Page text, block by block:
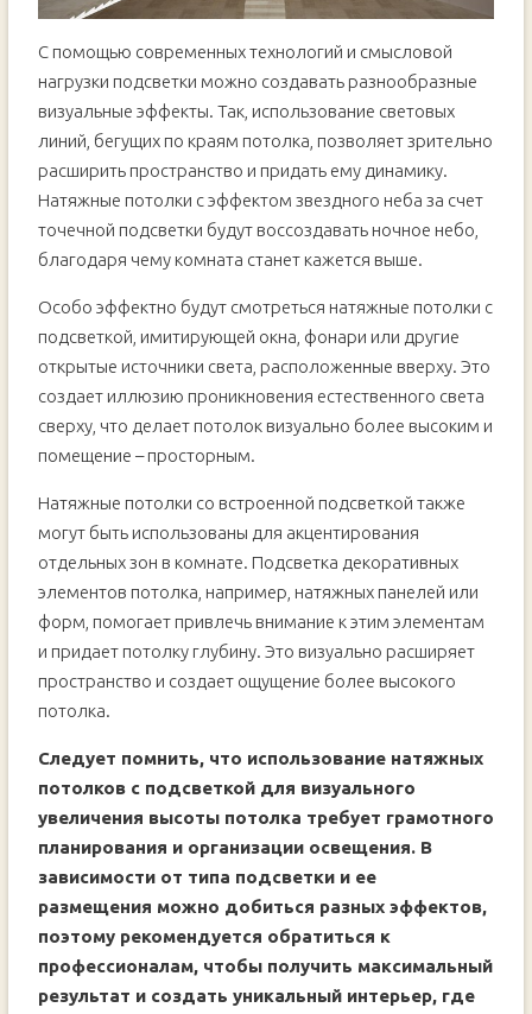
С помощью современных технологий и смысловой
нагрузки подсветки можно создавать разнообразные
визуальные эффекты. Так, использование световых
линий, бегущих по краям потолка, позволяет зрительно
расширить пространство и придать ему динамику.
Натяжные потолки с эффектом звездного неба за счет
точечной подсветки будут воссоздавать ночное небо,
благодаря чему комната станет кажется выше.
Особо эффектно будут смотреться натяжные потолки с
подсветкой, имитирующей окна, фонари или другие
открытые источники света, расположенные вверху. Это
создает иллюзию проникновения естественного света
сверху, что делает потолок визуально более высоким и
помещение – просторным.
Натяжные потолки со встроенной подсветкой также
могут быть использованы для акцентирования
отдельных зон в комнате. Подсветка декоративных
элементов потолка, например, натяжных панелей или
форм, помогает привлечь внимание к этим элементам
и придает потолку глубину. Это визуально расширяет
пространство и создает ощущение более высокого
потолка.
Следует помнить, что использование натяжных
потолков с подсветкой для визуального
увеличения высоты потолка требует грамотного
планирования и организации освещения. В
зависимости от типа подсветки и ее
размещения можно добиться разных эффектов,
поэтому рекомендуется обратиться к
профессионалам, чтобы получить максимальный
результат и создать уникальный интерьер, где